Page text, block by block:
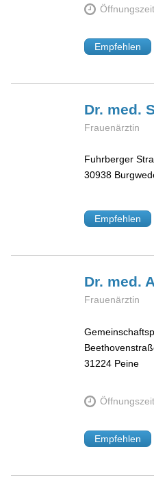
Empfehlen
Dr. med.
Frauenärztin
Fuhrberger
30938
Empfehlen
Dr. med.
Frauenärztin
31224 Peine
Empfehlen